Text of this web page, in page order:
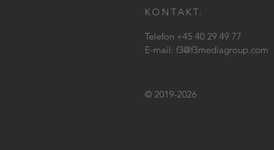
KONTAKT:
Telefon +45 40 29 49 77
E-mail: f3@f3mediagroup.com
© 2019-2026